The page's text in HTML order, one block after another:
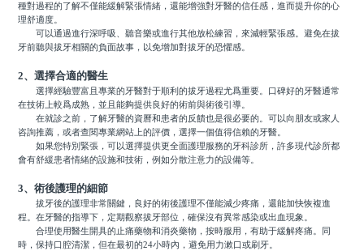
種對過程的了解不僅能緩解緊張情緒，還能增強對牙醫的信任感，進而提升你的心
理舒適度。
可以通過進行深呼吸、聽音樂或進行其他放松練習，來減輕緊張感。避免在拔
牙前聽與拔牙相關的負面故事，以免增加對拔牙的恐懼感。
2、選擇合適的醫生
選擇經驗豐富且專業的牙醫對于順利的拔牙過程尤爲重要。口碑好的牙醫通常
在技術上較爲成熟，並且能夠提供良好的術前與術後引導。
在就診之前，了解牙醫的資曆和患者的反饋也是很必要的。可以向朋友或家人
咨詢推薦，或者查閱專業網站上的評價，選擇一個值得信賴的牙醫。
如果您特別緊張，可以選擇提供更全面護理服務的牙科診所，許多現代診所都
會有舒緩患者情緒的設施和技術，例如分散注意力的設備等。
3、術後護理的細節
拔牙後的護理非常關鍵，良好的術後護理不僅能減少疼痛，還能加快恢複進
程。在牙醫的指導下，定期觀察拔牙部位，確保沒有異常感染或出血現象。
合理使用醫生開具的止痛藥物和消炎藥物，按時服用，有助于緩解疼痛。同
時，保持口腔清潔，但在最初的24小時內，避免用力漱口或刷牙。